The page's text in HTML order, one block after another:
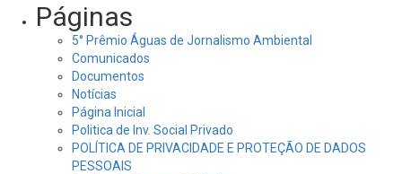
Páginas
5° Prêmio Águas de Jornalismo Ambiental
Comunicados
Documentos
Notícias
Página Inicial
Politica de Inv. Social Privado
POLÍTICA DE PRIVACIDADE E PROTEÇÃO DE DADOS
PESSOAIS